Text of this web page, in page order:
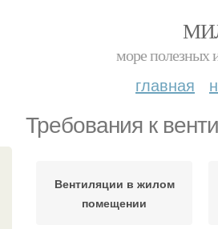
море полезных
главная
Требования к
Вентиляции в жилом
помещении